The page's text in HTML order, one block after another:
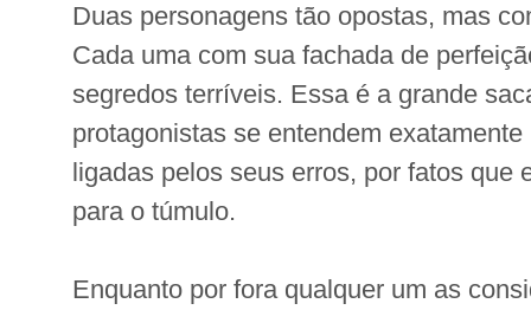
Duas personagens tão opostas, mas
Cada uma com sua fachada de
segredos terríveis. Essa é a grande
protagonistas se entendem
ligadas pelos seus erros, por fatos que
para o túmulo.
Enquanto por fora qualquer um as